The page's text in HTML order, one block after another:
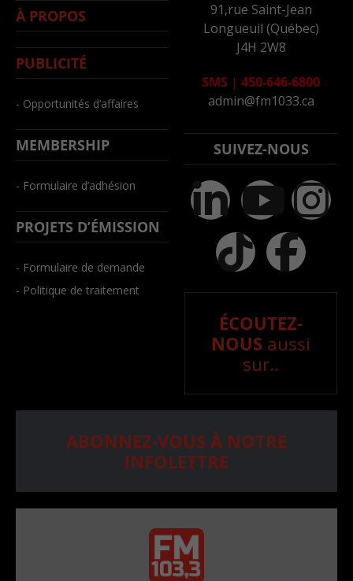
À PROPOS
PUBLICITÉ
- Opportunités d’affaires
MEMBERSHIP
- Formulaire d’adhésion
PROJETS D’ÉMISSION
- Formulaire de demande
- Politique de traitement
91,rue Saint-Jean
Longueuil (Québec)
J4H 2W8
SMS | 450-646-6800
admin@fm1033.ca
SUIVEZ-NOUS
ÉCOUTEZ-
NOUS aussi
sur..
ABONNEZ-VOUS À NOTRE
INFOLETTRE